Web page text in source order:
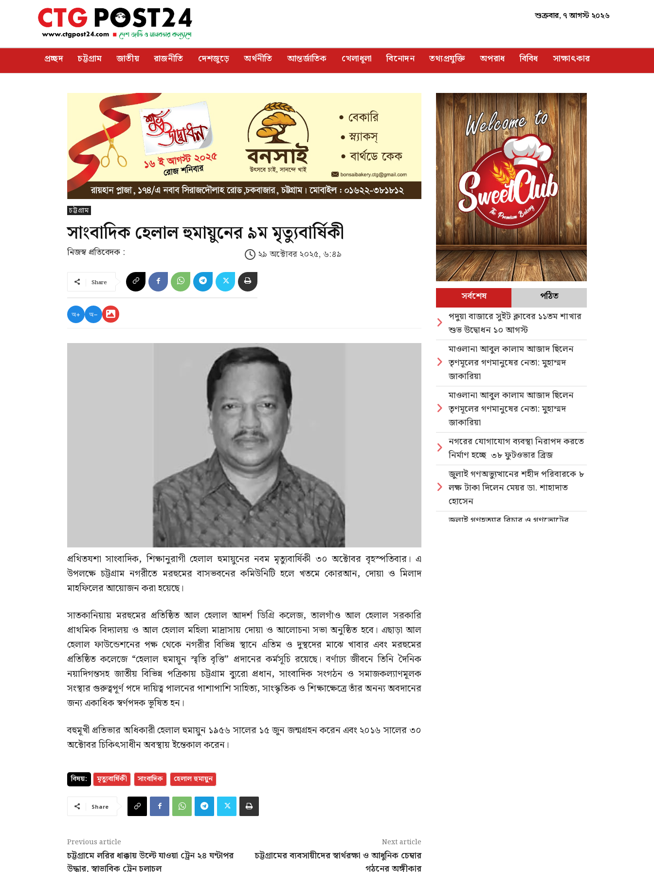
শুক্রবার, ৭ আগস্ট ২০২৬
প্রচ্ছদ চট্টগ্রাম জাতীয় রাজনীতি দেশজুড়ে অর্থনীতি আন্তর্জাতিক খেলাধূলা বিনোদন তথ্যপ্রযুক্তি অপরাধ বিবিধ সাক্ষাৎকার
চট্টগ্রাম
সাংবাদিক হেলাল হুমায়ুনের ৯ম মৃত্যুবার্ষিকী
নিজস্ব প্রতিবেদক : ২৯ অক্টোবর ২০২৫, ৬:৪৯
Share
অ+ অ−
প্রথিতযশা সাংবাদিক, শিক্ষানুরাগী হেলাল হুমায়ুনের নবম মৃত্যুবার্ষিকী ৩০ অক্টোবর বৃহস্পতিবার। এ
উপলক্ষে চট্টগ্রাম নগরীতে মরহুমের বাসভবনের কমিউনিটি হলে খতমে কোরআন, দোয়া ও মিলাদ
মাহফিলের আয়োজন করা হয়েছে।
সাতকানিয়ায় মরহুমের প্রতিষ্ঠিত আল হেলাল আদর্শ ডিগ্রি কলেজ, তালগাঁও আল হেলাল সরকারি
প্রাথমিক বিদ্যালয় ও আল হেলাল মহিলা মাদ্রাসায় দোয়া ও আলোচনা সভা অনুষ্ঠিত হবে। এছাড়া আল
হেলাল ফাউন্ডেশনের পক্ষ থেকে নগরীর বিভিন্ন স্থানে এতিম ও দুস্থদের মাঝে খাবার এবং মরহুমের
প্রতিষ্ঠিত কলেজে “হেলাল হুমায়ুন স্মৃতি বৃত্তি” প্রদানের কর্মসূচি রয়েছে। বর্ণাঢ্য জীবনে তিনি দৈনিক
নয়াদিগন্তসহ জাতীয় বিভিন্ন পত্রিকায় চট্টগ্রাম ব্যুরো প্রধান, সাংবাদিক সংগঠন ও সমাজকল্যাণমূলক
সংস্থার গুরুত্বপূর্ণ পদে দায়িত্ব পালনের পাশাপাশি সাহিত্য, সাংস্কৃতিক ও শিক্ষাক্ষেত্রে তাঁর অনন্য অবদানের
জন্য একাধিক স্বর্ণপদক ভূষিত হন।
বহুমূখী প্রতিভার অধিকারী হেলাল হুমায়ুন ১৯৫৬ সালের ১৫ জুন জন্মগ্রহন করেন এবং ২০১৬ সালের ৩০
অক্টোবর চিকিৎসাধীন অবস্থায় ইন্তেকাল করেন।
বিষয়: মৃত্যুবার্ষিকী সাংবাদিক হেলাল হুমায়ুন
Share
Previous article
চট্টগ্রামে লরির ধাক্কায় উল্টে যাওয়া ট্রেন ২৪ ঘন্টাপর
উদ্ধার, স্বাভাবিক ট্রেন চলাচল
Next article
চট্টগ্রামের ব্যবসায়ীদের স্বার্থরক্ষা ও আধুনিক চেম্বার
গঠনের অঙ্গীকার
সর্বশেষ
পঠিত
পদুয়া বাজারে সুইট ক্লাবের ১১তম শাখার
শুভ উদ্বোধন ১০ আগস্ট
মাওলানা আবুল কালাম আজাদ ছিলেন
তৃণমূলের গণমানুষের নেতা: মুহাম্মদ
জাকারিয়া
মাওলানা আবুল কালাম আজাদ ছিলেন
তৃণমূলের গণমানুষের নেতা: মুহাম্মদ
জাকারিয়া
নগরের যোগাযোগ ব্যবস্থা নিরাপদ করতে
নির্মাণ হচ্ছে ৩৮ ফুটওভার ব্রিজ
জুলাই গণঅভ্যুত্থানের শহীদ পরিবারকে ৮
লক্ষ টাকা দিলেন মেয়র ডা. শাহাদাত
হোসেন
জুলাই গণহত্যার বিচার ও গণভোটের